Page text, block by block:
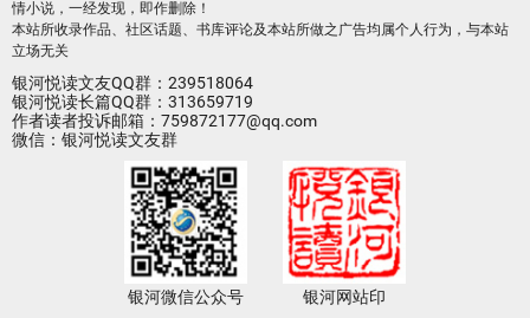
情小说，一经发现，即作删除！
本站所收录作品、社区话题、书库评论及本站所做之广告均属个人行为，与本站
立场无关
银河悦读文友QQ群：239518064
银河悦读长篇QQ群：313659719
作者读者投诉邮箱：759872177@qq.com
微信：银河悦读文友群
银河微信公众号 银河网站印